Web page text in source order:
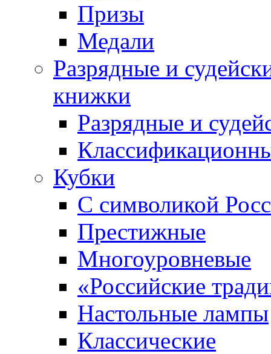
Призы
Медали
Разрядные и
книжки
Разрядные и
Кубки
С символикой
Престижные
Многоуровневые
«Российские
Настольные лампы
Классические